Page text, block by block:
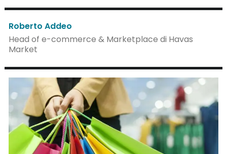
Roberto Addeo
Head of e-commerce & Marketplace di Havas
Market